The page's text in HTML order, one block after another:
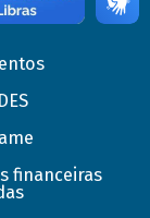
financeiras